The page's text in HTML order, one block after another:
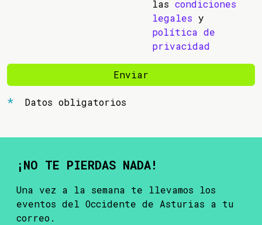
las condiciones
legales y
política de
privacidad
Enviar
Datos obligatorios
¡NO TE PIERDAS NADA!
Una vez a la semana te llevamos los
eventos del Occidente de Asturias a tu
correo.